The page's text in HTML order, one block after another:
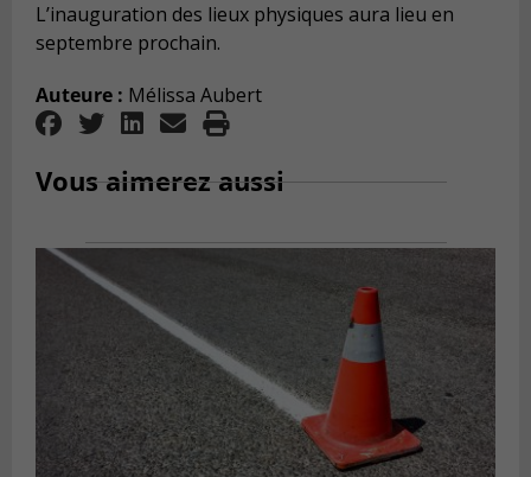
L’inauguration des lieux physiques aura lieu en
septembre prochain.
Auteure : Mélissa Aubert
Vous aimerez aussi